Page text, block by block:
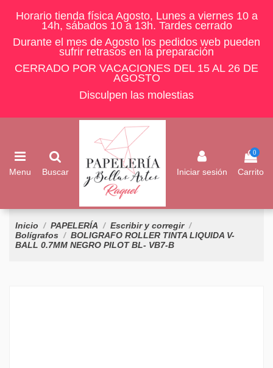
Horario tienda física Agosto, Lunes a viernes 10 a
14h, sábados 10 a 13h. Tardes cerrado
Durante el mes de Agosto los pedidos web pueden
sufrir retrasos en la preparación
CERRADO POR VACACIONES DEL 15 AL 26 DE
AGOSTO
Disculpen las molestias
Menu Buscar Iniciar sesión
0
Carrito
Inicio PAPELERÍA
Escribir y corregir
Bolígrafos
BOLIGRAFO ROLLER TINTA LIQUIDA V-
BALL 0.7MM NEGRO PILOT BL- VB7-B